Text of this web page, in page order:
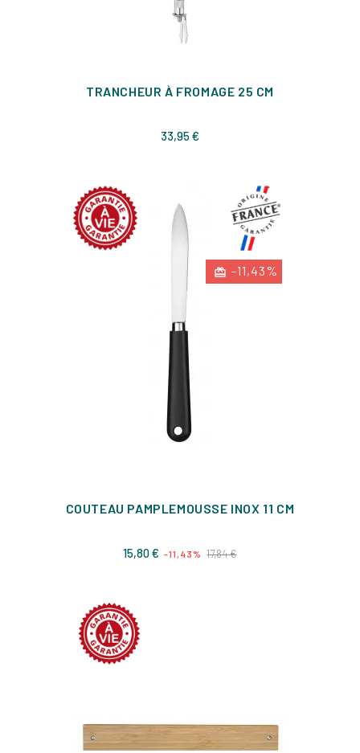
TRANCHEUR À FROMAGE 25 CM
33,95 €
-11,43%
COUTEAU PAMPLEMOUSSE INOX 11 CM
15,80 € Prix
-11,43% 17,84 €Prix